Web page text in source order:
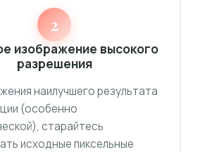
2
изображение высокого
разрешения
наилучшего результата
(особенно
старайтесь
исходные пиксельные